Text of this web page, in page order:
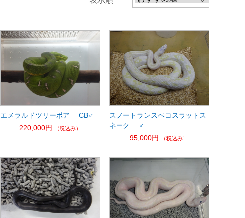
エメラルドツリーボア CB♂
220,000円
（税込み）
スノートランスペコスラットス
ネーク ♂
95,000円
（税込み）